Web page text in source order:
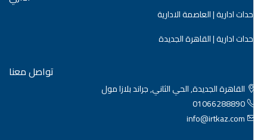
ادارية | العاصمة الادارية
ادارية | القاهرة الجديدة
تواصل معنا
القاهرة الجديدة, الحي الثاني, جراند بلازا مول
01066288890
info@irtkaz.com